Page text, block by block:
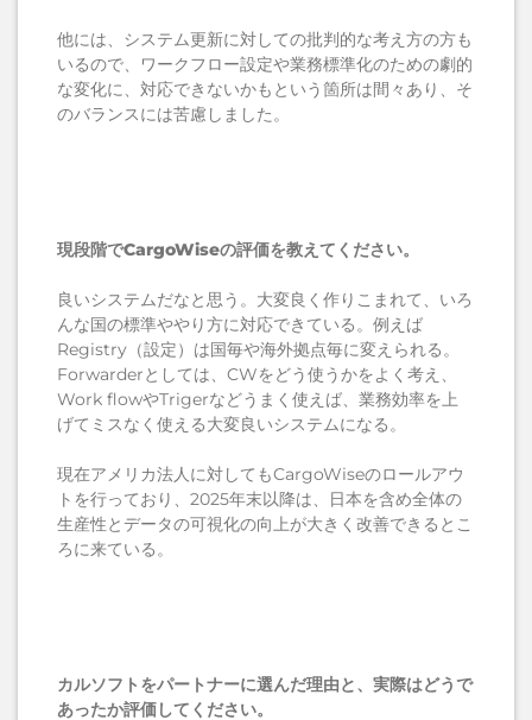
他には、システム更新に対しての批判的な考え方の方も
いるので、ワークフロー設定や業務標準化のための劇的
な変化に、対応できないかもという箇所は間々あり、そ
のバランスには苦慮しました。
現段階でCargoWiseの評価を教えてください。
良いシステムだなと思う。大変良く作りこまれて、いろ
んな国の標準ややり方に対応できている。例えば
Registry（設定）は国毎や海外拠点毎に変えられる。
Forwarderとしては、CWをどう使うかをよく考え、
Work flowやTrigerなどうまく使えば、業務効率を上
げてミスなく使える大変良いシステムになる。
現在アメリカ法人に対してもCargoWiseのロールアウ
トを行っており、2025年末以降は、日本を含め全体の
生産性とデータの可視化の向上が大きく改善できるとこ
ろに来ている。
カルソフトをパートナーに選んだ理由と、実際はどうで
あったか評価してください。